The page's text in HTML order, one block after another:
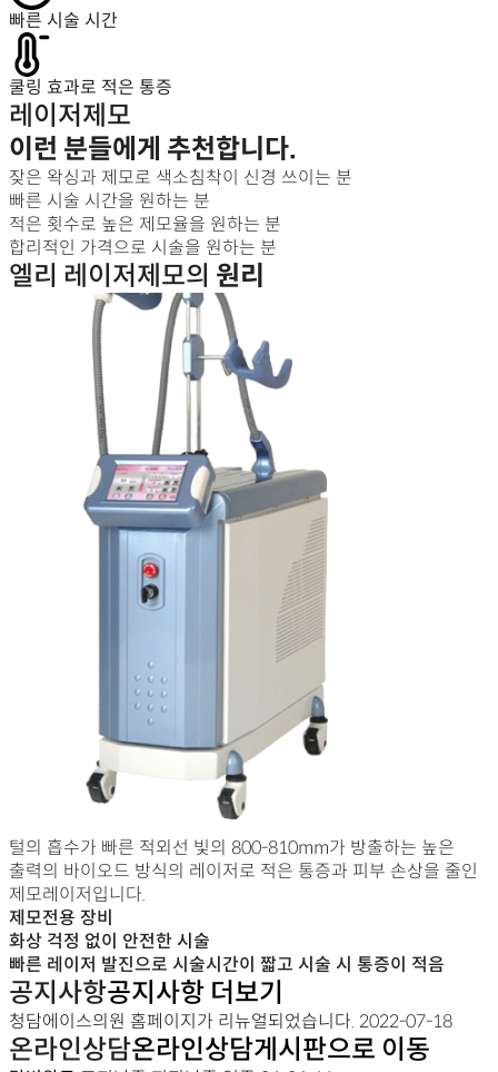
빠른 시술 시간
쿨링 효과로 적은 통증
레이저제모
이런 분들에게 추천합니다.
잦은 왁싱과 제모로 색소침착이 신경 쓰이는 분
빠른 시술 시간을 원하는 분
적은 횟수로 높은 제모율을 원하는 분
합리적인 가격으로 시술을 원하는 분
엘리 레이저제모의 원리
털의 흡수가 빠른 적외선 빛의 800-810mm가 방출하는 높은
출력의 바이오드 방식의 레이저로 적은 통증과 피부 손상을 줄인
제모레이저입니다.
제모전용 장비
화상 걱정 없이 안전한 시술
빠른 레이저 발진으로 시술시간이 짧고 시술 시 통증이 적음
공지사항공지사항 더보기
청담에이스의원 홈페이지가 리뉴얼되었습니다. 2022-07-18
온라인상담온라인상담게시판으로 이동